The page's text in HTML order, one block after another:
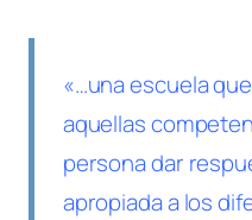
«…una escuela
aquellas
persona dar
apropiada a los